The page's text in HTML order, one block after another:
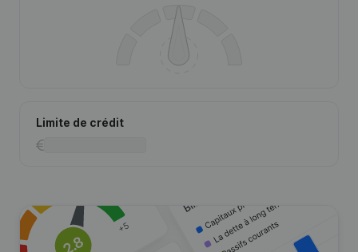
Limite de crédit